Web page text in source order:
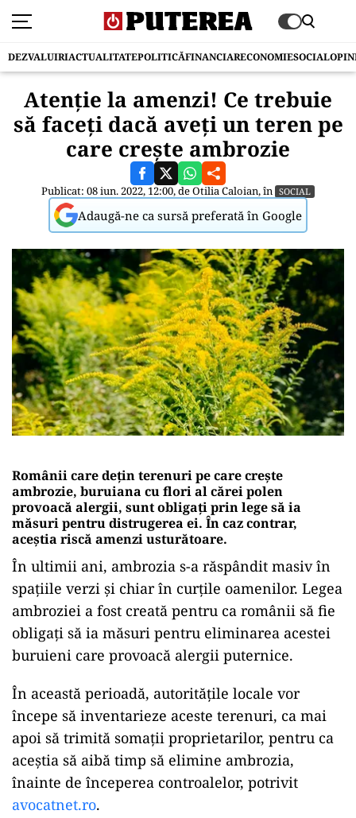
DEZVALUIRIACTUALITATEPOLITICĂFINANCIARECONOMIESOCIAL
Atenție la amenzi! Ce trebuie
să faceți dacă aveți un teren pe
care crește ambrozie
Publicat: 08 iun. 2022, 12:00, deOtilia Caloian, în SOCIAL
Adaugă-ne ca sursă preferată în Google
Românii care dețin terenuri pe care crește
ambrozie, buruiana cu flori al cărei polen
provoacă alergii, sunt obligați prin lege să ia
măsuri pentru distrugerea ei. În caz contrar,
aceștia riscă amenzi usturătoare.
În ultimii ani, ambrozia s-a răspândit masiv în
spațiile verzi și chiar în curțile oamenilor. Legea
ambroziei a fost creată pentru ca românii să fie
obligați să ia măsuri pentru eliminarea acestei
buruieni care provoacă alergii puternice.
În această perioadă, autoritățile locale vor
începe să inventarieze aceste terenuri, ca mai
apoi să trimită somații proprietarilor, pentru ca
aceștia să aibă timp să elimine ambrozia,
înainte de începerea controalelor, potrivit
avocatnet.ro.